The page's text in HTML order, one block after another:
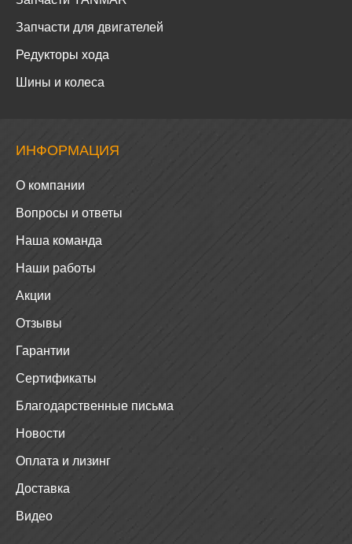
Запчасти для двигателей
Редукторы хода
Шины и колеса
ИНФОРМАЦИЯ
О компании
Вопросы и ответы
Наша команда
Наши работы
Акции
Отзывы
Гарантии
Сертификаты
Благодарственные письма
Новости
Оплата и лизинг
Доставка
Видео